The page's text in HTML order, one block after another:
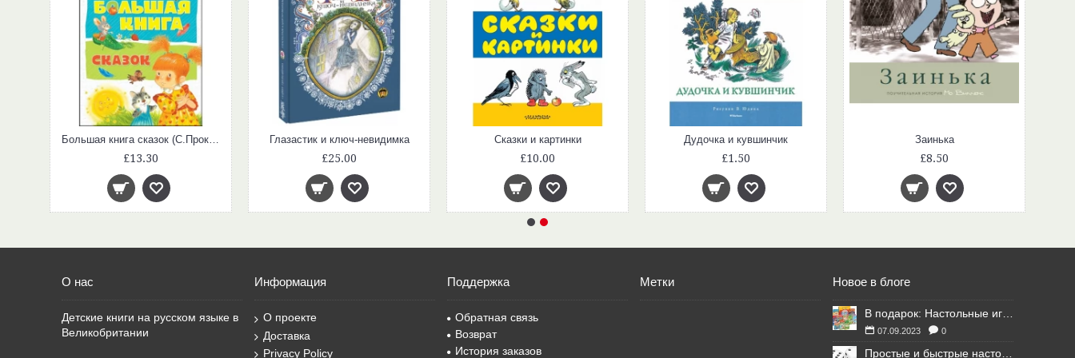
Большая книга сказок (С.Прокофьева)
£13.30
Глазастик и ключ-невидимка
£25.00
Сказки и картинки
£10.00
Дудочка и кувшинчик
£1.50
Заинька
£8.50
О нас
Детские книги на русском языке в
Великобритании
Информация
О проекте
Доставка
Privacy Policy
Поддержка
Обратная связь
Возврат
История заказов
Метки Новое в блоге
В подарок: Настольные игры для Ваших британских друзей
07.09.2023 0
Простые и быстрые настольные игры